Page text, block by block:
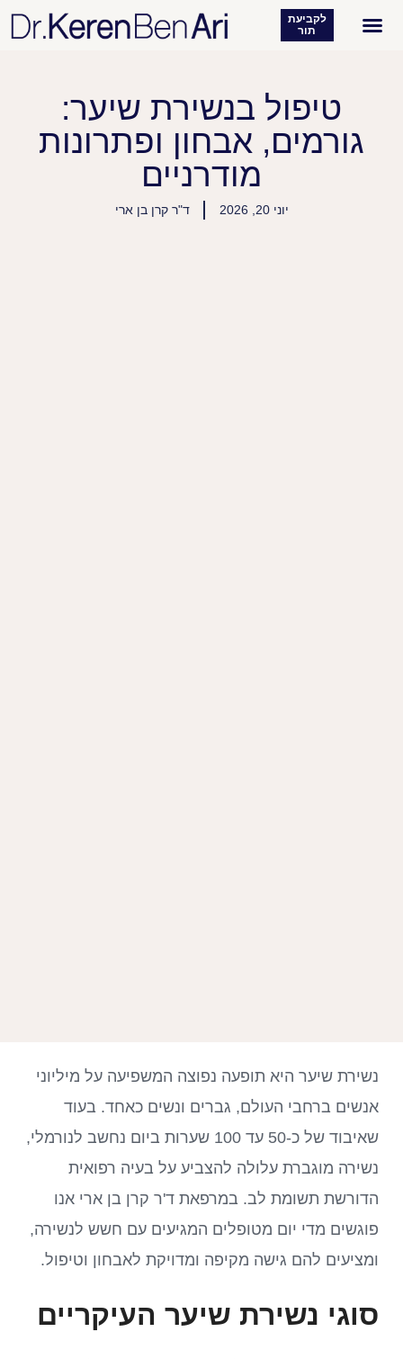
לקביעת
תור
טיפול בנשירת שיער:
גורמים, אבחון ופתרונות
מודרניים
יוני 20, 2026 ד"ר קרן בן ארי
נשירת שיער היא תופעה נפוצה המשפיעה על מיליוני
אנשים ברחבי העולם, גברים ונשים כאחד. בעוד
שאיבוד של כ-50 עד 100 שערות ביום נחשב לנורמלי,
נשירה מוגברת עלולה להצביע על בעיה רפואית
הדורשת תשומת לב. במרפאת ד'ר קרן בן ארי אנו
פוגשים מדי יום מטופלים המגיעים עם חשש לנשירה,
ומציעים להם גישה מקיפה ומדויקת לאבחון וטיפול.
סוגי נשירת שיער העיקריים